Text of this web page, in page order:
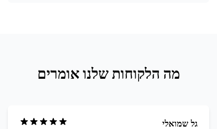
מה הלקוחות שלנו אומרים
גל שמואלי